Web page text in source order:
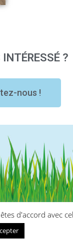
?
nous !
d'accord avec